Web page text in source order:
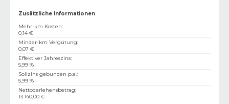
Zusätzliche Informationen
Mehr-km Kosten:
0,14 €
Minder-km Vergütung:
0,07 €
Effektiver Jahreszins:
5,99 %
Sollzins gebunden p.a.:
5,99 %
Nettodarlehensbetrag:
13.140,00 €